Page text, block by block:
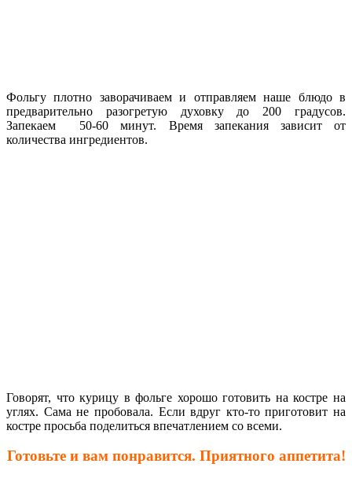
Фольгу плотно заворачиваем и отправляем наше блюдо в
предварительно разогретую духовку до 200 градусов.
Запекаем 50-60 минут. Время запекания зависит от
количества ингредиентов.
Говорят, что курицу в фольге хорошо готовить на костре на
углях. Сама не пробовала. Если вдруг кто-то приготовит на
костре просьба поделиться впечатлением со всеми.
Готовьте и вам понравится. Приятного аппетита!